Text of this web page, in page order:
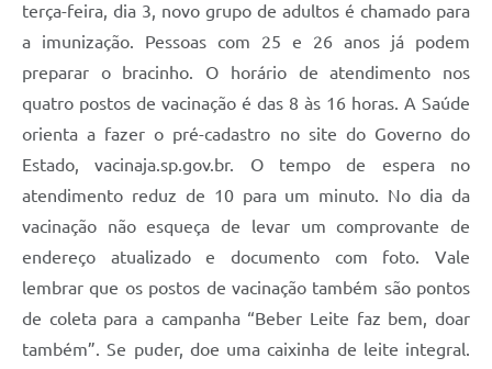
Diário Oficial
Contato
Editais
terça-feira, dia 3, novo grupo de adultos é chamado para
a imunização. Pessoas com 25 e 26 anos já podem
preparar o bracinho. O horário de atendimento nos
quatro postos de vacinação é das 8 às 16 horas. A Saúde
orienta a fazer o pré-cadastro no site do Governo do
Estado, vacinaja.sp.gov.br. O tempo de espera no
atendimento reduz de 10 para um minuto. No dia da
vacinação não esqueça de levar um comprovante de
endereço atualizado e documento com foto. Vale
lembrar que os postos de vacinação também são pontos
de coleta para a campanha “Beber Leite faz bem, doar
também”. Se puder, doe uma caixinha de leite integral.